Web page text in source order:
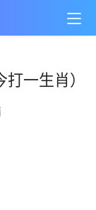
一生肖）